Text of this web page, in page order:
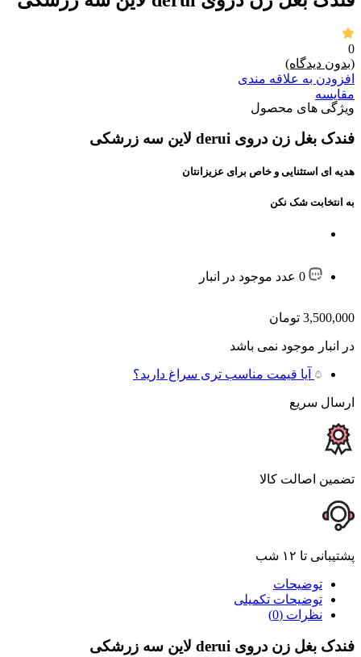
0
(بدون دیدگاه)
افزودن به علاقه مندی
مقايسه
ویژگی های محصول
فندک بغل زن دروی derui لاین سه زرشکی
هدیه ای استثنایی و خاص برای عزیزانتان
به انتخابت شک نکن
0 عدد موجود در انبار
3,500,000 تومان
در انبار موجود نمی باشد
آیا قیمت مناسب تری سراغ دارید؟
ارسال سریع
تضمین اصالت کالا
پشتیبانی تا ۱۲ شب
توضیحات
توضیحات تکمیلی
نظرات (0)
فندک بغل زن دروی derui لاین سه زرشکی